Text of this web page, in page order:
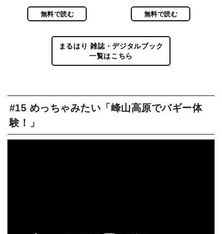
無料で読む 無料で読む
まるはり 雑誌・デジタルブック
一覧はこちら
#15 めっちゃみたい「峰山高原でバギー体
験！」